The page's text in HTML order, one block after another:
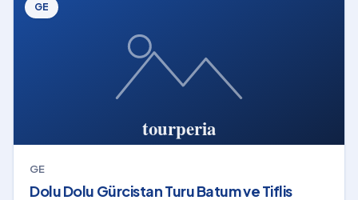
GE
GE
Dolu Dolu Gürcistan Turu Batum ve Tiflis